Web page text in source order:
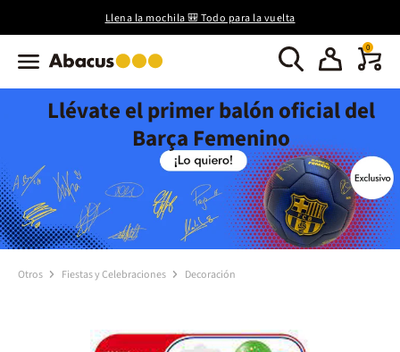
Llena la mochila 🎒 Todo para la vuelta
0
Llévate el primer balón oficial del
Barça Femenino
Otros Fiestas y Celebraciones Decoración